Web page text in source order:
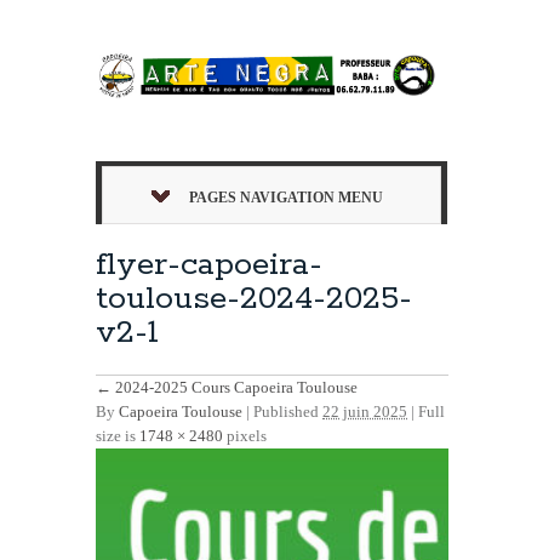
PAGES NAVIGATION MENU
flyer-capoeira-
toulouse-2024-2025-
v2-1
← 2024-2025 Cours Capoeira Toulouse
By Capoeira Toulouse | Published 22 juin 2025 | Full
size is 1748 × 2480 pixels